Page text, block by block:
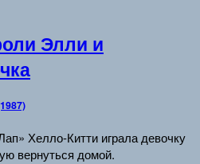
Элли и
Хелло-Китти играла девочку
вернуться домой.